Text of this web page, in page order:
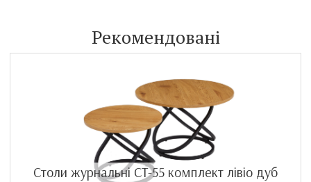
Рекомендовані
Столи журнальні CT-55 комплект лівіо дуб